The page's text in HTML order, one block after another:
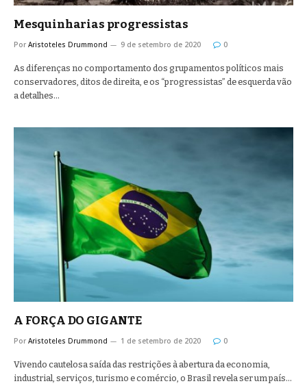
Mesquinharias progressistas
Por Aristoteles Drummond 9 de setembro de 2020 0
As diferenças no comportamento dos grupamentos políticos mais
conservadores, ditos de direita, e os “progressistas” de esquerda vão
a detalhes…
A FORÇA DO GIGANTE
Por Aristoteles Drummond 1 de setembro de 2020 0
Vivendo cautelosa saída das restrições à abertura da economia,
industrial, serviços, turismo e comércio, o Brasil revela ser um país…